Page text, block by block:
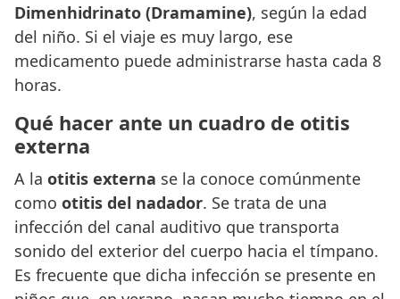
Dimenhidrinato (Dramamine), según la edad
del niño. Si el viaje es muy largo, ese
medicamento puede administrarse hasta cada 8
horas.
Qué hacer ante un cuadro de otitis
externa
A la otitis externa se la conoce comúnmente
como otitis del nadador. Se trata de una
infección del canal auditivo que transporta
sonido del exterior del cuerpo hacia el tímpano.
Es frecuente que dicha infección se presente en